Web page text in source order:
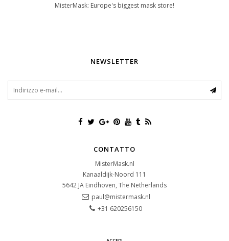
MisterMask: Europe's biggest mask store!
NEWSLETTER
CONTATTO
MisterMask.nl
Kanaaldijk-Noord 111
5642 JA Eindhoven, The Netherlands
paul@mistermask.nl
+31 620256150